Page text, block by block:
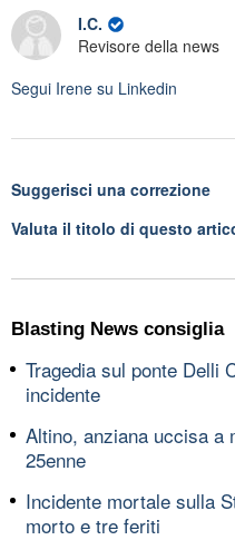
I.C.
Revisore della news
Segui Irene su Linkedin
Suggerisci una correzione
Valuta il titolo di questo
Blasting News consiglia
Tragedia sul ponte Delli
incidente
Altino, anziana uccisa a
25enne
Incidente mortale sulla
morto e tre feriti